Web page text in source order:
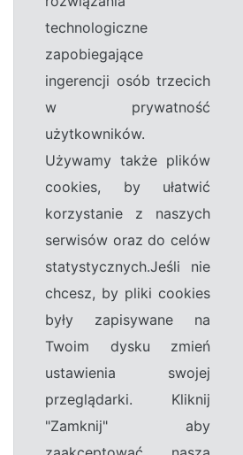
technologiczne
zapobiegające
ingerencji osób trzecich
w prywatność
użytkowników.
Używamy także plików
cookies, by ułatwić
korzystanie z naszych
serwisów oraz do celów
statystycznych.Jeśli nie
chcesz, by pliki cookies
były zapisywane na
Twoim dysku zmień
ustawienia swojej
przeglądarki. Kliknij
"Zamknij" aby